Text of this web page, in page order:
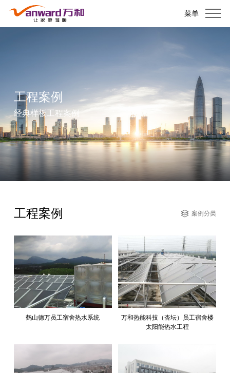
菜单
工程案例
经典样板工程案例
工程案例 案例分类
鹤山德万员工宿舍热水系统
万和热能科技（杏坛）员工宿舍楼
太阳能热水工程